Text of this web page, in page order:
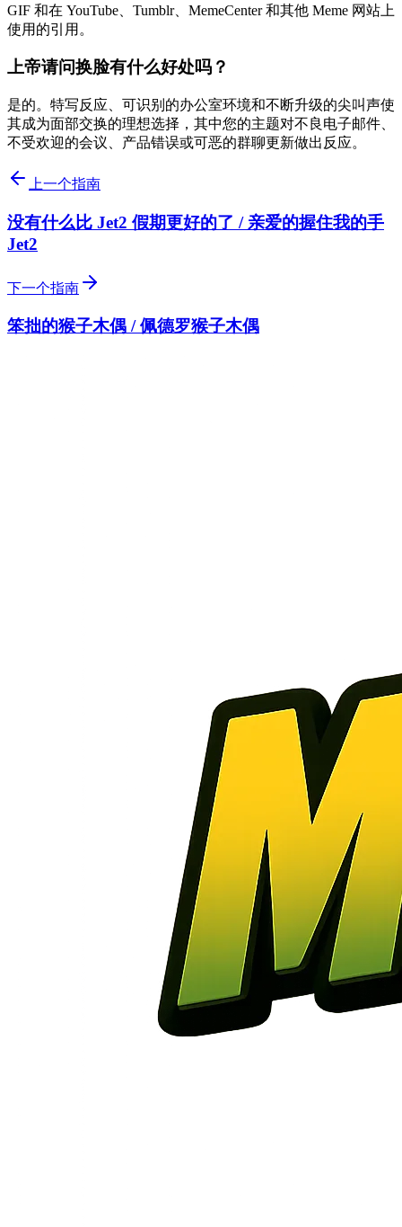
GIF 和在 YouTube、Tumblr、MemeCenter 和其他 Meme 网站上
使用的引用。
上帝请问换脸有什么好处吗？
是的。特写反应、可识别的办公室环境和不断升级的尖叫声使
其成为面部交换的理想选择，其中您的主题对不良电子邮件、
不受欢迎的会议、产品错误或可恶的群聊更新做出反应。
上一个指南
没有什么比 Jet2 假期更好的了 / 亲爱的握住我的手
Jet2
下一个指南
笨拙的猴子木偶 / 佩德罗猴子木偶